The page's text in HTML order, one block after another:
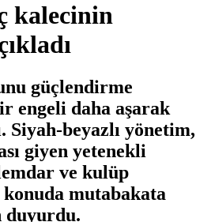
kalecinin
güçlendirme
engeli daha aşarak
Siyah-beyazlı yönetim,
giyen yetenekli
ve kulüp
mutabakata
duyurdu.